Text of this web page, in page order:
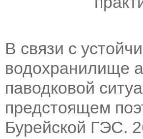
В связи с
водохранилище
паводковой
предстоящем
Бурейской ГЭС.